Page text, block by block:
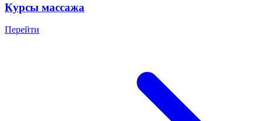
Курсы массажа
Перейти